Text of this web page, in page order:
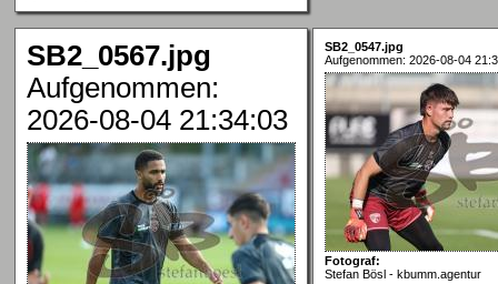
SB2_0567.jpg
Aufgenommen:
2026-08-04 21:34:03
SB2_0547.jpg
Aufgenommen: 2026-08-04
Fotograf:
Stefan Bösl - kbumm.agentur